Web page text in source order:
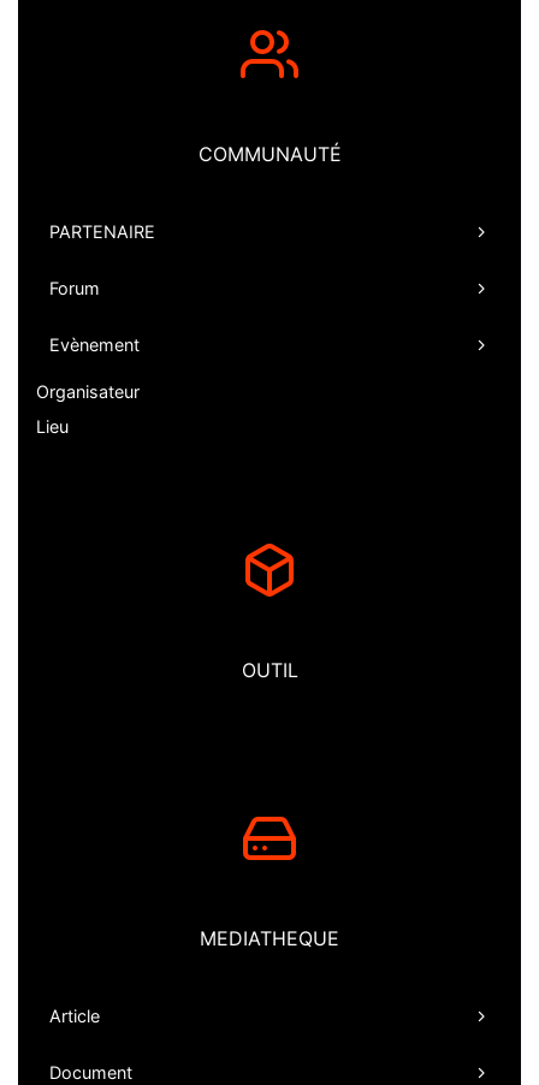
COMMUNAUTÉ
PARTENAIRE
Forum
Evènement
Organisateur
Lieu
OUTIL
MEDIATHEQUE
Article
Document